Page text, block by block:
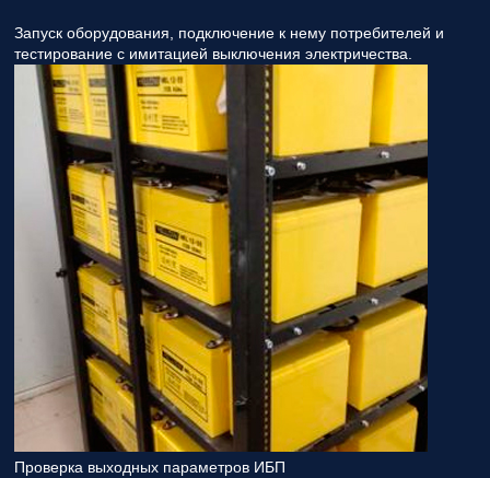
Запуск оборудования, подключение к нему потребителей и
тестирование с имитацией выключения электричества.
Проверка выходных параметров ИБП